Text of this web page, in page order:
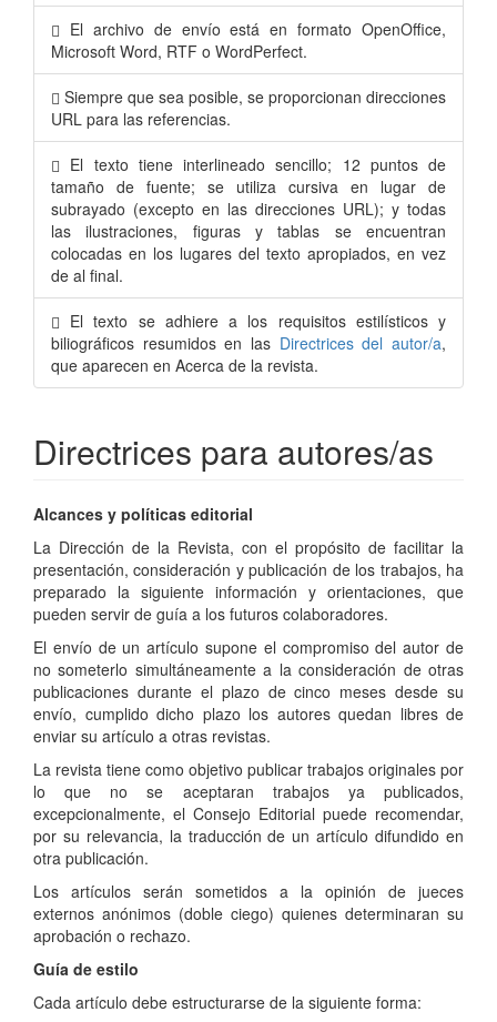
El archivo de envío está en formato OpenOffice,
Microsoft Word, RTF o WordPerfect.
Siempre que sea posible, se proporcionan direcciones
URL para las referencias.
El texto tiene interlineado sencillo; 12 puntos de
tamaño de fuente; se utiliza cursiva en lugar de
subrayado (excepto en las direcciones URL); y todas
las ilustraciones, figuras y tablas se encuentran
colocadas en los lugares del texto apropiados, en vez
de al final.
El texto se adhiere a los requisitos estilísticos y
biliográficos resumidos en las Directrices del autor/a,
que aparecen en Acerca de la revista.
Directrices para autores/as
Alcances y políticas editorial
La Dirección de la Revista, con el propósito de facilitar la
presentación, consideración y publicación de los trabajos, ha
preparado la siguiente información y orientaciones, que
pueden servir de guía a los futuros colaboradores.
El envío de un artículo supone el compromiso del autor de
no someterlo simultáneamente a la consideración de otras
publicaciones durante el plazo de cinco meses desde su
envío, cumplido dicho plazo los autores quedan libres de
enviar su artículo a otras revistas.
La revista tiene como objetivo publicar trabajos originales por
lo que no se aceptaran trabajos ya publicados,
excepcionalmente, el Consejo Editorial puede recomendar,
por su relevancia, la traducción de un artículo difundido en
otra publicación.
Los artículos serán sometidos a la opinión de jueces
externos anónimos (doble ciego) quienes determinaran su
aprobación o rechazo.
Guía de estilo
Cada artículo debe estructurarse de la siguiente forma: